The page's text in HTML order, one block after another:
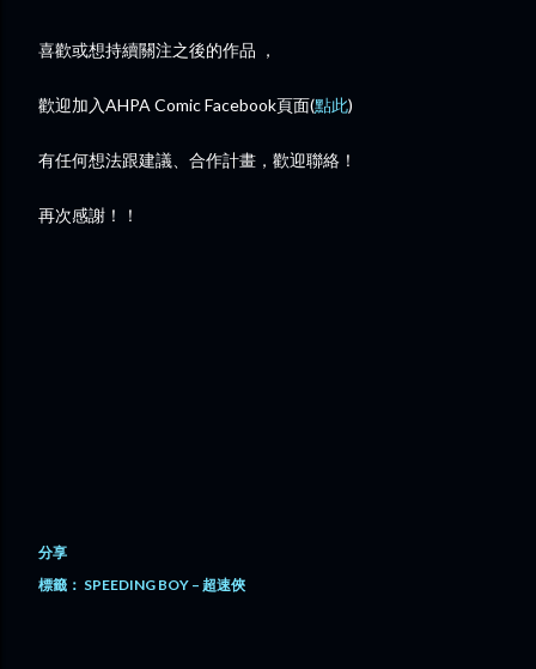
喜歡或想持續關注之後的作品 ，
歡迎加入AHPA Comic Facebook頁面(點此)
有任何想法跟建議、合作計畫，歡迎聯絡！
再次感謝！！
分享
標籤： SPEEDING BOY – 超速俠